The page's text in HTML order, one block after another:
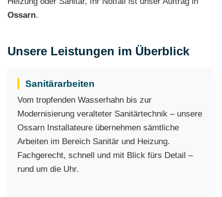
Ossarn.
Unsere Leistungen im Überblick
Sanitärarbeiten
Vom tropfenden Wasserhahn bis zur
Modernisierung veralteter Sanitärtechnik – unsere
Ossarn Installateure übernehmen sämtliche
Arbeiten im Bereich Sanitär und Heizung.
Fachgerecht, schnell und mit Blick fürs Detail –
rund um die Uhr.